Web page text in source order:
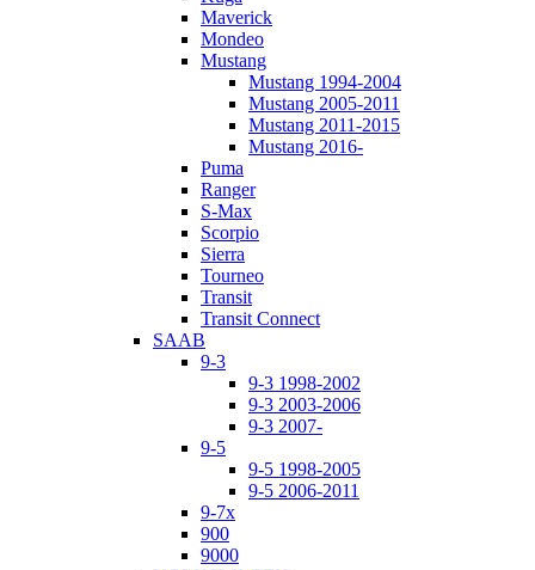
Maverick
Mondeo
Mustang
Mustang 1994-2004
Mustang 2005-2011
Mustang 2011-2015
Mustang 2016-
Puma
Ranger
S-Max
Scorpio
Sierra
Tourneo
Transit
Transit Connect
SAAB
9-3
9-3 1998-2002
9-3 2003-2006
9-3 2007-
9-5
9-5 1998-2005
9-5 2006-2011
9-7x
900
9000